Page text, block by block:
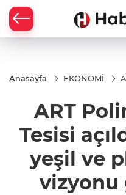
Anasayfa EKONOMİ
ART
Tesisi
yeşil ve
vizyonu